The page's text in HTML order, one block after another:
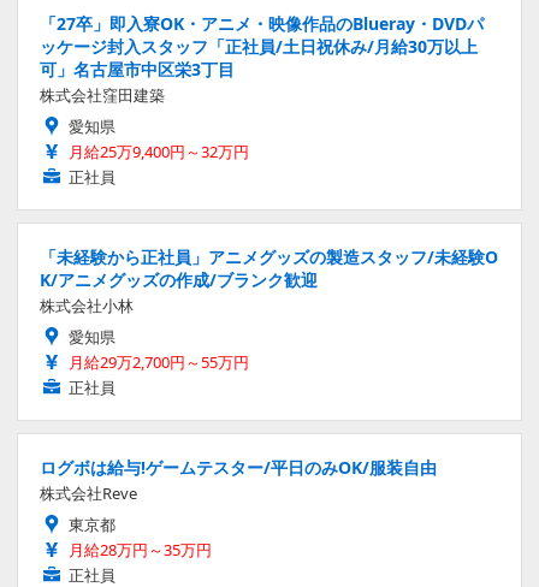
「27卒」即入寮OK・アニメ・映像作品のBlueray・DVDパ
ッケージ封入スタッフ「正社員/土日祝休み/月給30万以上
可」名古屋市中区栄3丁目
株式会社窪田建築
愛知県
月給25万9,400円～32万円
正社員
「未経験から正社員」アニメグッズの製造スタッフ/未経験O
K/アニメグッズの作成/ブランク歓迎
株式会社小林
愛知県
月給29万2,700円～55万円
正社員
ログボは給与!ゲームテスター/平日のみOK/服装自由
株式会社Reve
東京都
月給28万円～35万円
正社員